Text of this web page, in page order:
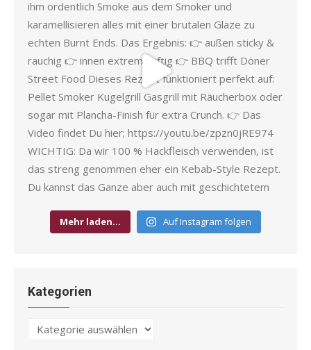
Mehr laden… Auf Instagram folgen
Kategorien
Kategorien